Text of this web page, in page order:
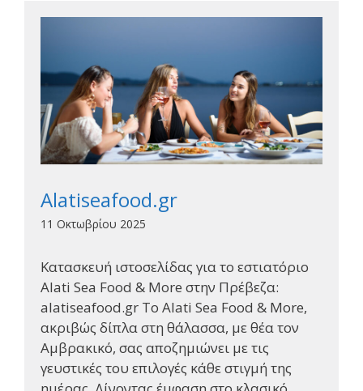
Alatiseafood.gr
11 Οκτωβρίου 2025
Κατασκευή ιστοσελίδας για το εστιατόριο
Alati Sea Food & More στην Πρέβεζα:
alatiseafood.gr Το Alati Sea Food & More,
ακριβώς δίπλα στη θάλασσα, με θέα τον
Αμβρακικό, σας αποζημιώνει με τις
γευστικές του επιλογές κάθε στιγμή της